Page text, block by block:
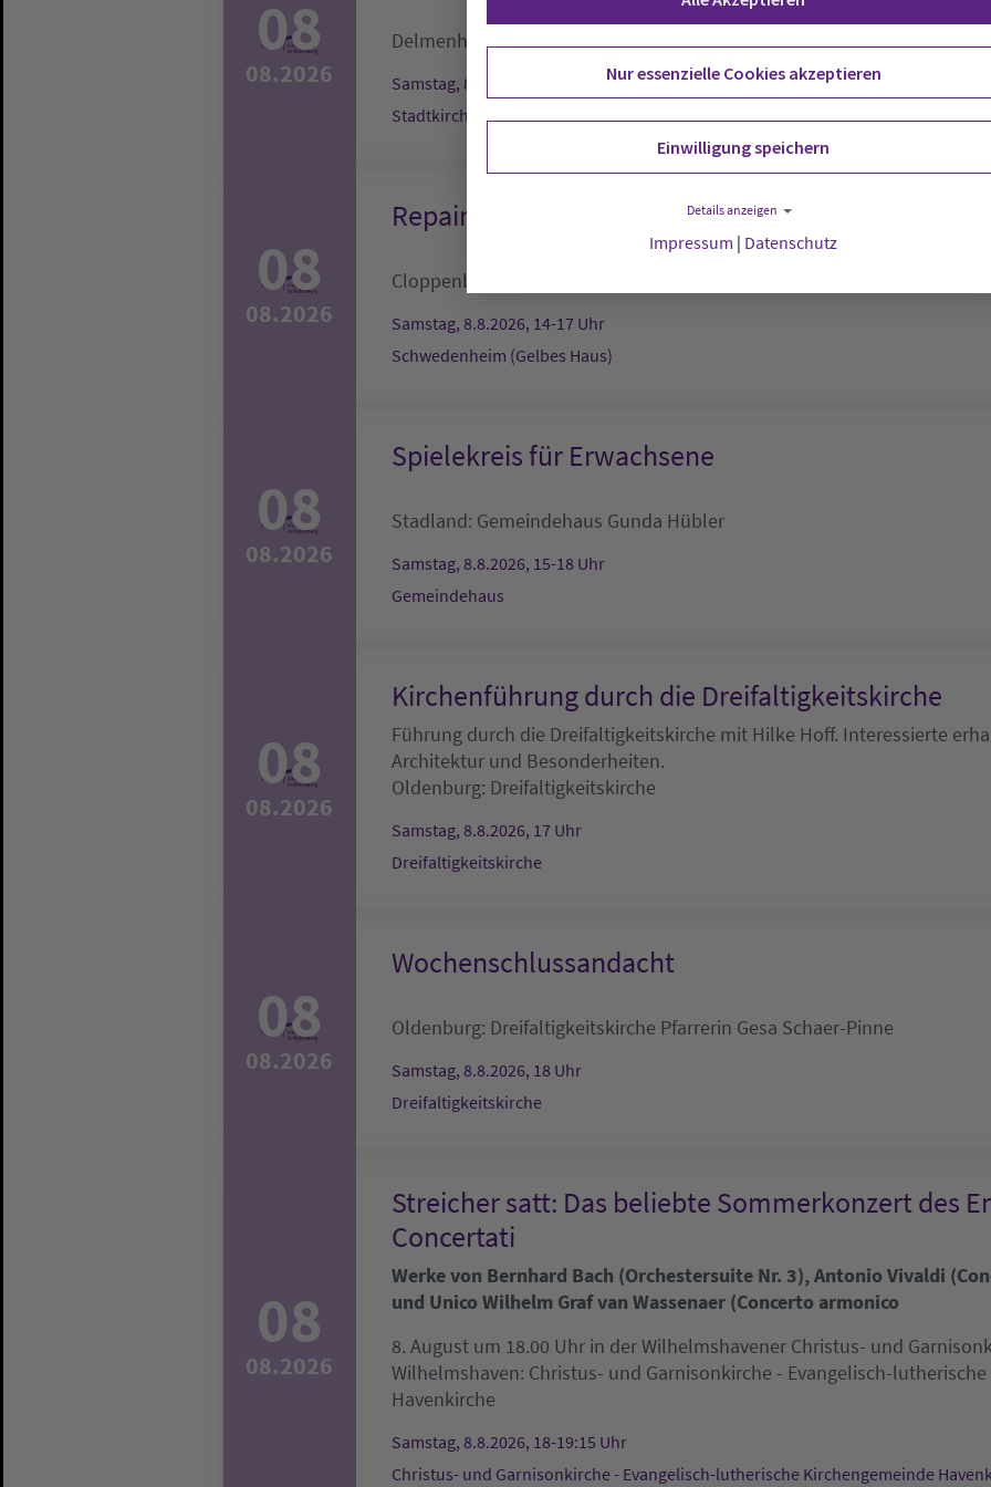
08
08.2026
Delmenhorst:
Samstag, 8.8.2026, 12-13 Uhr
Stadtkirche
08
08.2026
Repair-Café
Cloppenburg:
Samstag, 8.8.2026, 14-17 Uhr
Schwedenheim (Gelbes Haus)
08
08.2026
Spielekreis für Erwachsene
Stadland: Gemeindehaus Gunda Hübler
Samstag, 8.8.2026, 15-18 Uhr
Gemeindehaus
08
08.2026
Kirchenführung durch die Dreifaltigkeitskirche
Führung durch die Dreifaltigkeitskirche mit Hilke Hoff. Interessierte
Architektur und Besonderheiten.
Oldenburg: Dreifaltigkeitskirche
Samstag, 8.8.2026, 17 Uhr
Dreifaltigkeitskirche
08
08.2026
Wochenschlussandacht
Oldenburg: Dreifaltigkeitskirche Pfarrerin Gesa Schaer-Pinne
Samstag, 8.8.2026, 18 Uhr
Dreifaltigkeitskirche
08
08.2026
Streicher satt: Das beliebte Sommerkonzert des
Concertati
Werke von Bernhard Bach (Orchestersuite Nr. 3), Antonio Vivaldi
und Unico Wilhelm Graf van Wassenaer (Concerto armonico
8. August um 18.00 Uhr in der Wilhelmshavener Christus- und
Wilhelmshaven: Christus- und Garnisonkirche - Evangelisch-
Havenkirche
Samstag, 8.8.2026, 18-19:15 Uhr
Christus- und Garnisonkirche - Evangelisch-lutherische Kirchengemeinde
Nur essenzielle Cookies akzeptieren
Einwilligung speichern
Details anzeigen
Impressum | Datenschutz